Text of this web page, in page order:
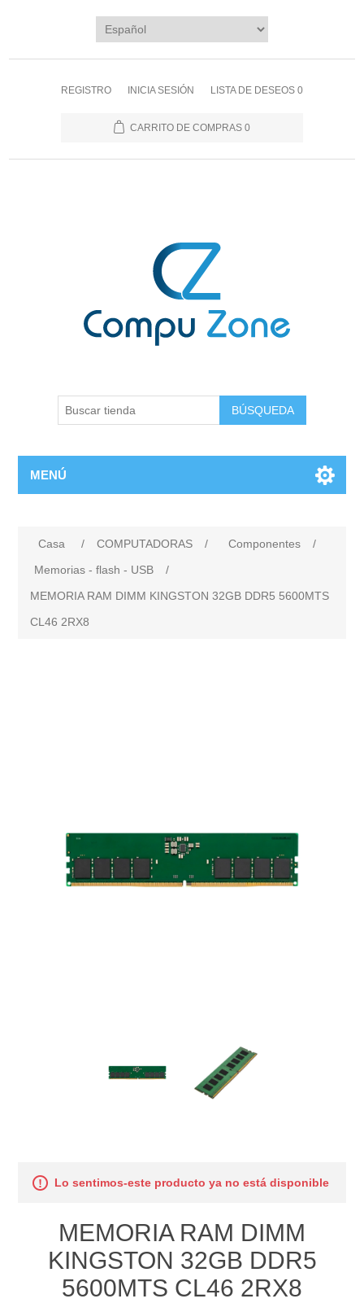
REGISTRO INICIA SESIÓN LISTA DE DESEOS 0
CARRITO DE COMPRAS 0
BÚSQUEDA
MENÚ
Casa / COMPUTADORAS / Componentes
/
Memorias - flash - USB
/
MEMORIA RAM DIMM KINGSTON 32GB DDR5 5600MTS
CL46 2RX8
Lo sentimos-este producto ya no está disponible
MEMORIA RAM DIMM
KINGSTON 32GB DDR5
5600MTS CL46 2RX8